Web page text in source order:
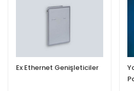
Ex Ethernet Genişleticiler